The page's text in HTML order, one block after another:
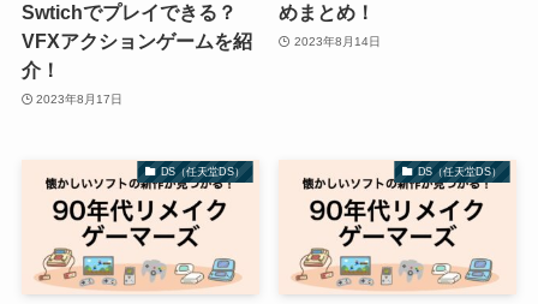
Swtichでプレイできる？
VFXアクションゲームを紹
介！
2023年8月17日
めまとめ！
2023年8月14日
DS（任天堂DS） DS（任天堂DS）